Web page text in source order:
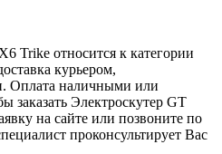
Trike относится к категории
курьером,
Оплата наличными или
заказать Электроскутер GT
на сайте или позвоните по
проконсультирует Вас